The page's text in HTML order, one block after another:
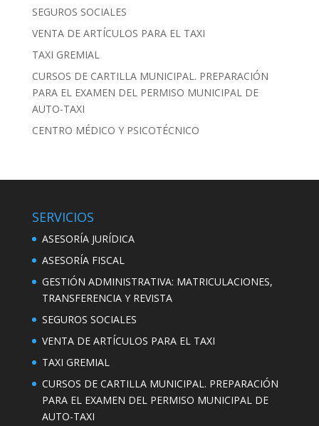
SEGUROS SOCIALES
VENTA DE ARTÍCULOS PARA EL TAXI
TAXI GREMIAL
CURSOS DE CARTILLA MUNICIPAL. PREPARACIÓN
PARA EL EXAMEN DEL PERMISO MUNICIPAL DE
AUTO-TAXI
CENTRO MÉDICO Y PSICOTÉCNICO
SERVICIOS
ASESORÍA JURÍDICA
ASESORÍA FISCAL
GESTIÓN ADMINISTRATIVA: MATRICULACIONES,
TRANSFERENCIA Y REVISTA
SEGUROS SOCIALES
VENTA DE ARTÍCULOS PARA EL TAXI
TAXI GREMIAL
CURSOS DE CARTILLA MUNICIPAL. PREPARACIÓN
PARA EL EXAMEN DEL PERMISO MUNICIPAL DE
AUTO-TAXI